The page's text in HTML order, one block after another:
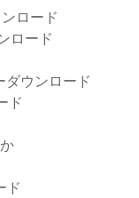
ロード
ロード
ダウンロード
ド
ド